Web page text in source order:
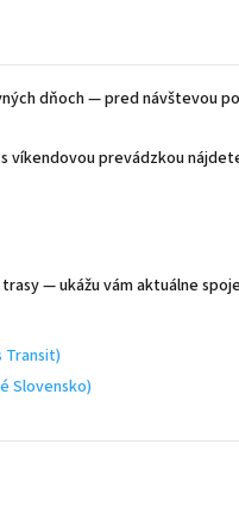
dňoch — pred návštevou
víkendovou prevádzkou
— ukážu vám aktuálne
Transit)
Slovensko)